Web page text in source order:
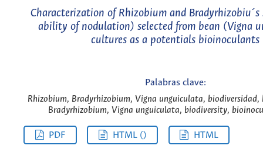
Characterization of Rhizobium and
ability of nodulation) selected from bean (Vigna
cultures as a potentials bioinoculants
Palabras clave:
Rhizobium, Bradyrhizobium, Vigna unguiculata, biodiversidad,
Bradyrhizobium, Vigna unguiculata, biodiversity,
PDF HTML () HTML